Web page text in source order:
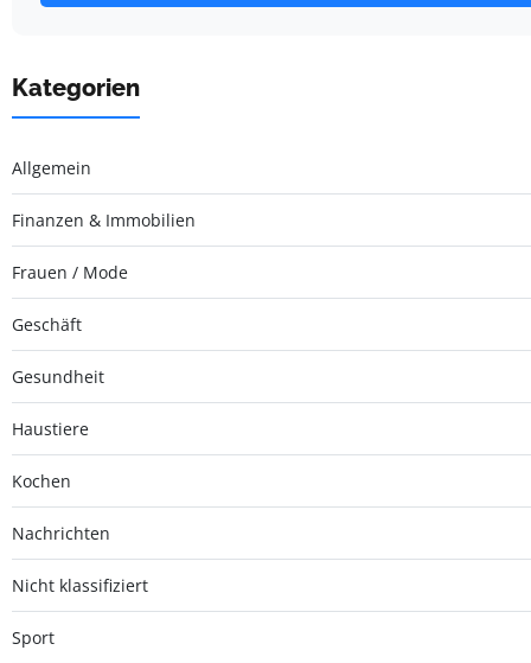
Kategorien
Allgemein
Finanzen & Immobilien
Frauen / Mode
Geschäft
Gesundheit
Haustiere
Kochen
Nachrichten
Nicht klassifiziert
Sport